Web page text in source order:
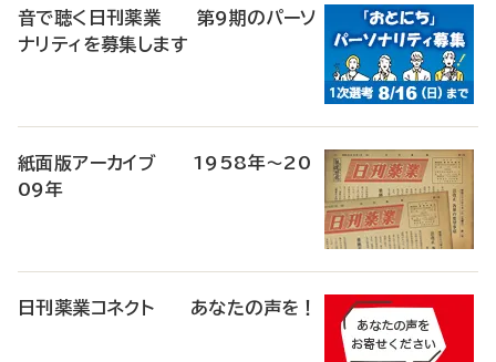
音で聴く日刊薬業 第9期のパーソ
ナリティを募集します
紙面版アーカイブ 1958年～20
09年
日刊薬業コネクト あなたの声を！